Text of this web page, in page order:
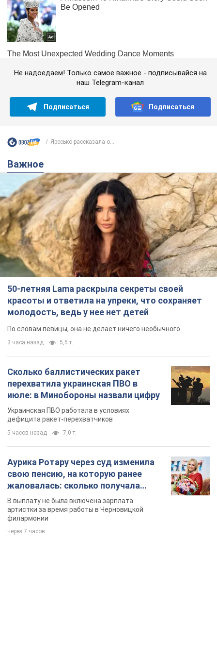
Не надоедаем! Только самое важное - подписывайся на
наш Telegram-канал
Подписаться Подписаться
Яресько рассказала о...
Важное
50-летняя Lama раскрыла секреты своей
красоты и ответила на упреки, что сохраняет
молодость, ведь у нее нет детей
По словам певицы, она не делает ничего необычного
3 часа назад 5,5 т.
Сколько баллистических ракет
перехватила украинская ПВО в
июле: в Минобороны назвали цифру
Украинская ПВО работала в условиях
дефицита ракет-перехватчиков
5 часов назад 7,0 т.
Аурика Ротару через суд изменила
свою пенсию, на которую ранее
жаловалась: сколько получала
певица
В выплату не была включена зарплата
артистки за время работы в Черновицкой
филармонии
через 7 часов